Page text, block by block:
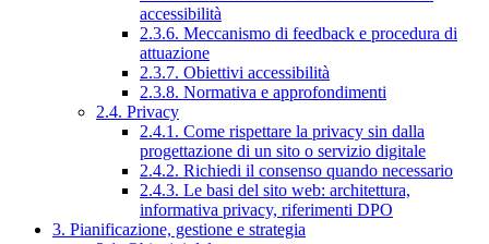
accessibilità
2.3.6. Meccanismo di feedback e procedura di
attuazione
2.3.7. Obiettivi accessibilità
2.3.8. Normativa e approfondimenti
2.4. Privacy
2.4.1. Come rispettare la privacy sin dalla
progettazione di un sito o servizio digitale
2.4.2. Richiedi il consenso quando necessario
2.4.3. Le basi del sito web: architettura,
informativa privacy, riferimenti DPO
3. Pianificazione, gestione e strategia